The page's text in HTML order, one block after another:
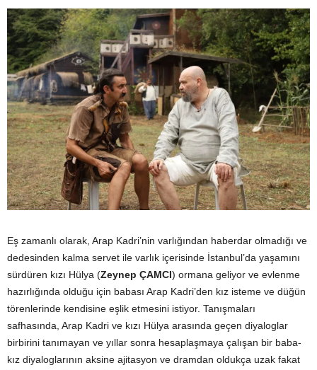
Eş zamanlı olarak, Arap Kadri’nin varlığından haberdar olmadığı ve
dedesinden kalma servet ile varlık içerisinde İstanbul’da yaşamını
sürdüren kızı Hülya (Zeynep ÇAMCI) ormana geliyor ve evlenme
hazırlığında olduğu için babası Arap Kadri’den kız isteme ve düğün
törenlerinde kendisine eşlik etmesini istiyor. Tanışmaları
safhasında, Arap Kadri ve kızı Hülya arasında geçen diyaloglar
birbirini tanımayan ve yıllar sonra hesaplaşmaya çalışan bir baba-
kız diyaloglarının aksine ajitasyon ve dramdan oldukça uzak fakat